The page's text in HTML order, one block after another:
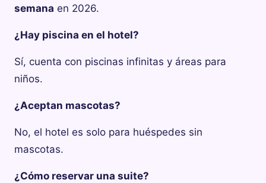
semana en 2026.
¿Hay piscina en el hotel?
Sí, cuenta con piscinas infinitas y áreas para
niños.
¿Aceptan mascotas?
No, el hotel es solo para huéspedes sin
mascotas.
¿Cómo reservar una suite?